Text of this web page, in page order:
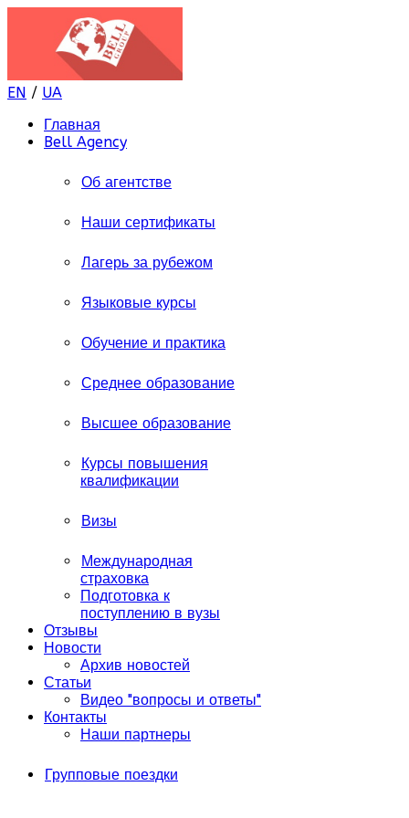
EN / UA
Главная
Bell Agency
Об агентстве
Наши сертификаты
Лагерь за рубежом
Языковые курсы
Обучение и практика
Среднее образование
Высшее образование
Курсы повышения
квалификации
Визы
Международная
страховка
Подготовка к
поступлению в вузы
Отзывы
Новости
Архив новостей
Статьи
Видео "вопросы и ответы"
Контакты
Наши партнеры
Групповые поездки